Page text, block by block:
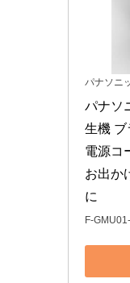
パナソニ
パナソ
生機 ブ
電源コ
お出か
に
F-